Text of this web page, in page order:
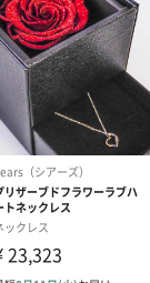
幅70mm×高
50〜100mm×高
幅180mm×
高さ10mm